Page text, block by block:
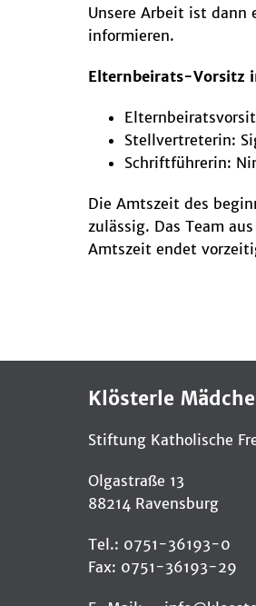
Unsere Arbeit ist dann
informieren.
Elternbeirats-Vorsitz
Stellvertreterin:
Schriftführerin:
Die Amtszeit des
zulässig. Das Team
Amtszeit endet
Klösterle
Stiftung Katholische
Olgastraße 13
88214 Ravensburg
Tel.: 0751-36193-0
Fax: 0751-36193-29